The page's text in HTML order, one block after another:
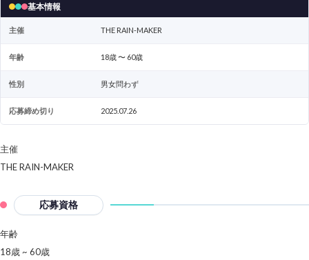
基本情報
主催 THE RAIN-MAKER
年齢 18歳 〜 60歳
性別 男女問わず
応募締め切り 2025.07.26
主催
THE RAIN-MAKER
応募資格
年齢
18歳 ~ 60歳